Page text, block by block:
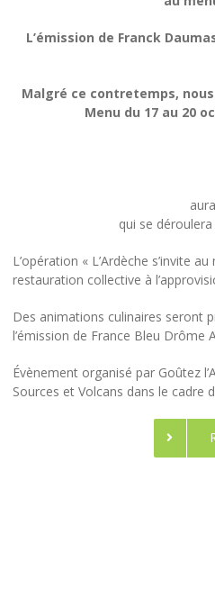
L’émission de Franck
Malgré ce contretemps,
Menu du 17 au 20
qui se déroulera
L’opération « L’Ardèche s’invite
restauration collective à
Des animations culinaires seront
l’émission de France Bleu Drôme
Évènement organisé par Goûtez
Sources et Volcans dans le cadre